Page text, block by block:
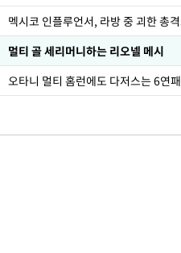
멀티 골 세리머니하는 리오넬 메시
오타니 멀티 홈런에도 다저스는 6연패